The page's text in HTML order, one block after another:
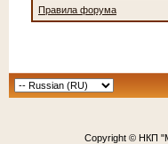
Правила форума
Copyright © НКП